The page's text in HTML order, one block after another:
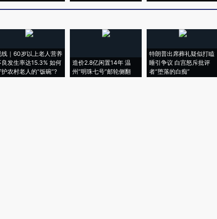
线｜60岁以上老人营养
良发生率达15.3% 如何
护农村老人的“饭碗”?
造价2.8亿闲置14年 温
州“明珠七号”邮轮侧翻
特朗普出席葬礼疑似打瞌
睡引争议 白宫怒斥批评
者“堕落的白痴”